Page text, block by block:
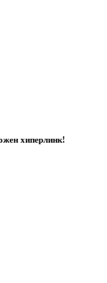
хиперлинк!